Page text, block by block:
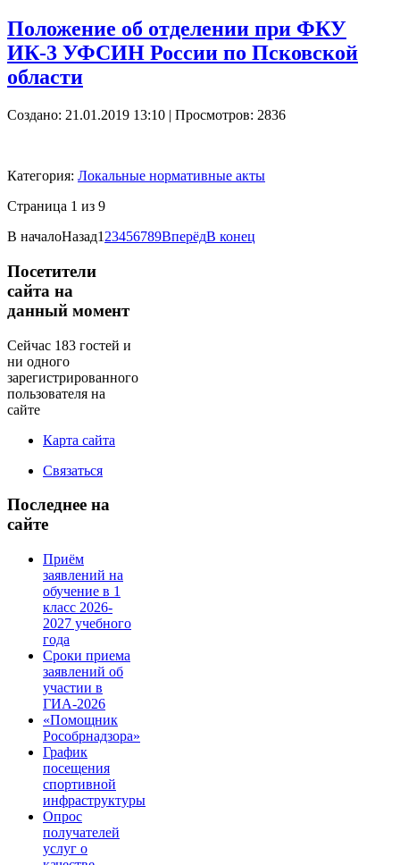
Положение об отделении при ФКУ
ИК-3 УФСИН России по Псковской
области
Создано: 21.01.2019 13:10 | Просмотров: 2836
Категория: Локальные нормативные акты
Страница 1 из 9
В началоНазад1 23456789ВперёдВ конец
Посетители
сайта на
данный момент
Сейчас 183 гостей и
ни одного
зарегистрированного
пользователя на
сайте
Карта сайта
Связаться
Последнее на
сайте
Приём
заявлений на
обучение в 1
класс 2026-
2027 учебного
года
Сроки приема
заявлений об
участии в
ГИА-2026
«Помощник
Рособрнадзора»
График
посещения
спортивной
инфраструктуры
Опрос
получателей
услуг о